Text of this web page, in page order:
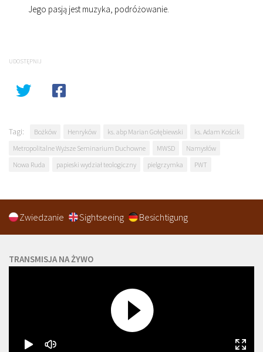
Jego pasją jest muzyka, podróżowanie.
UDOSTĘPNIJ
Tagi: Bożków Henryków ks. abp Marian Gołębiewski
ks. Adam Kościk
Metropolitalne Wyższe Seminarium Duchowne
MWSD
Namysłów
Nowa Ruda
papieski wydział teologiczny pielgrzymka PWT
Zwiedzanie Sightseeing Besichtigung
TRANSMISJA NA ŻYWO